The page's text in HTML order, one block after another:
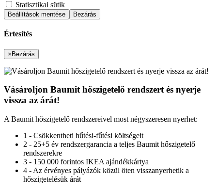
Statisztikai sütik
Beállítások mentése Bezárás
Értesítés
× Bezárás
Vásároljon Baumit hőszigetelő rendszert és nyerje
vissza az árát!
A Baumit hőszigetelő rendszereivel most négyszeresen nyerhet:
1 - Csökkentheti hűtési-fűtési költségeit
2 - 25+5 év rendszergarancia a teljes Baumit hőszigetelő
rendszerekre
3 - 150 000 forintos IKEA ajándékkártya
4 - Az érvényes pályázók közül öten visszanyerhetik a
hőszigetelésük árát